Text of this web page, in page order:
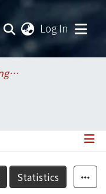
Log In
College of Electrical Engineering and Computer Science / 電機資訊學院
Statistics